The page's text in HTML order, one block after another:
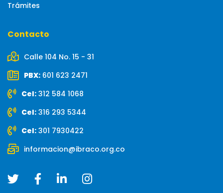
Trámites
Contacto
Calle 104 No. 15 - 31
PBX: 601 623 2471
Cel: 312 584 1068
Cel: 316 293 5344
Cel: 301 7930422
informacion@ibraco.org.co